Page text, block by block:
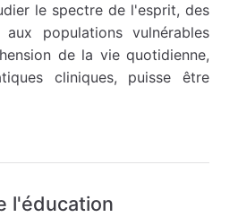
le spectre de l'esprit, des
aux populations vulnérables
de la vie quotidienne,
cliniques, puisse être
l'éducation